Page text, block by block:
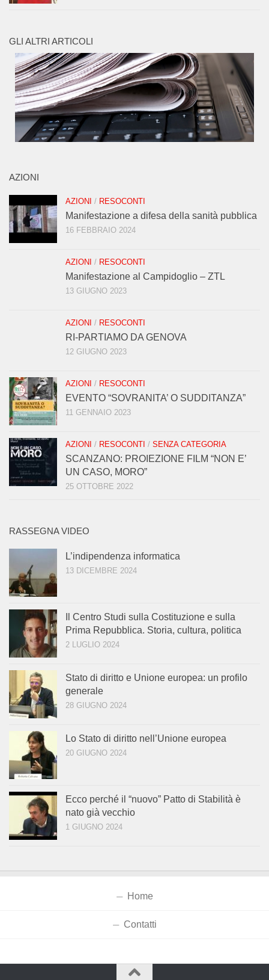
GLI ALTRI ARTICOLI
AZIONI
AZIONI / RESOCONTI
Manifestazione a difesa della sanità pubblica
16 FEBBRAIO 2024
AZIONI / RESOCONTI
Manifestazione al Campidoglio – ZTL
13 GIUGNO 2023
AZIONI / RESOCONTI
RI-PARTIAMO DA GENOVA
12 GIUGNO 2023
AZIONI / RESOCONTI
EVENTO “SOVRANITA’ O SUDDITANZA”
11 GENNAIO 2023
AZIONI / RESOCONTI / SENZA CATEGORIA
SCANZANO: PROIEZIONE FILM “NON E’
UN CASO, MORO”
25 OTTOBRE 2022
RASSEGNA VIDEO
L’indipendenza informatica
13 DICEMBRE 2024
Il Centro Studi sulla Costituzione e sulla
Prima Repubblica. Storia, cultura, politica
2 LUGLIO 2024
Stato di diritto e Unione europea: un profilo
generale
28 GIUGNO 2024
Lo Stato di diritto nell’Unione europea
20 GIUGNO 2024
Ecco perché il “nuovo” Patto di Stabilità è
nato già vecchio
1 GIUGNO 2024
Home
Contatti